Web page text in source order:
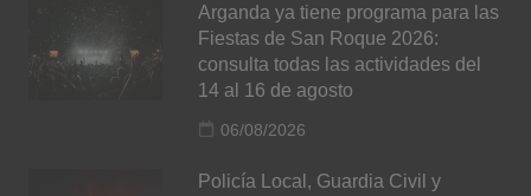
Arganda ya tiene programa para las
Fiestas de San Roque 2026:
consulta todas las actividades del
14 al 16 de agosto
06/08/2026
Policía Local, Guardia Civil y